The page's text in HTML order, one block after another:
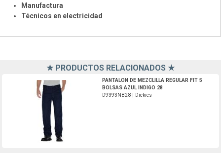
Manufactura
Técnicos en electricidad
★ PRODUCTOS RELACIONADOS ★
PANTALON DE MEZCLILLA REGULAR FIT 5
BOLSAS AZUL INDIGO 28
D9393NB28 | Dickies